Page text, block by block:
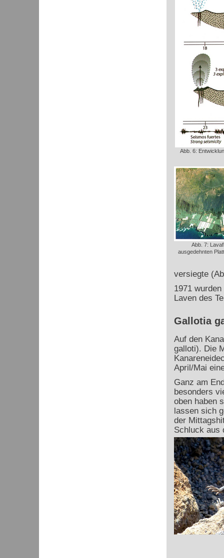
Abb. 6:
Abb. 7:
ausgedehnten
versiegte
1971
Laven des
Gallotia
Auf den
galloti). Die
April/Mai
Ganz am
besonders
oben haben
lassen sich
der
Schluck aus